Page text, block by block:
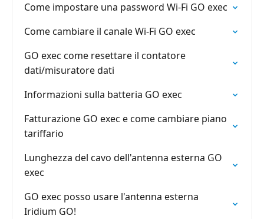
Come impostare una password Wi-Fi GO exec
Come cambiare il canale Wi-Fi GO exec
GO exec come resettare il contatore
dati/misuratore dati
Informazioni sulla batteria GO exec
Fatturazione GO exec e come cambiare piano
tariffario
Lunghezza del cavo dell'antenna esterna GO
exec
GO exec posso usare l'antenna esterna
Iridium GO!